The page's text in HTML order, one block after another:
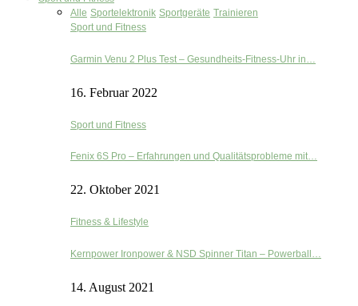
Alle Sportelektronik Sportgeräte Trainieren
Sport und Fitness
Garmin Venu 2 Plus Test – Gesundheits-Fitness-Uhr in…
16. Februar 2022
Sport und Fitness
Fenix 6S Pro – Erfahrungen und Qualitätsprobleme mit…
22. Oktober 2021
Fitness & Lifestyle
Kernpower Ironpower & NSD Spinner Titan – Powerball…
14. August 2021